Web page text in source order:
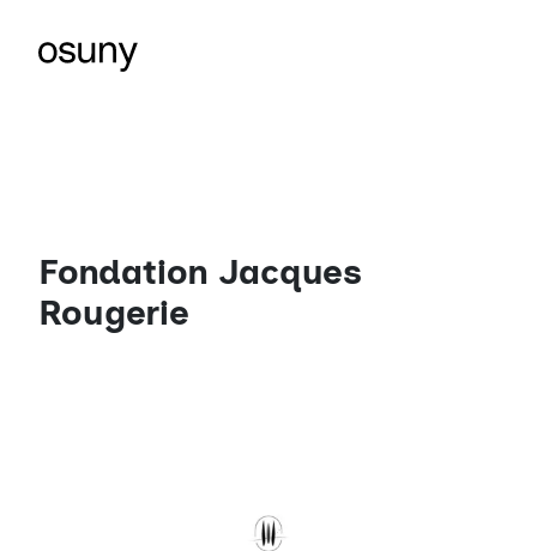
Fondation Jacques
Rougerie